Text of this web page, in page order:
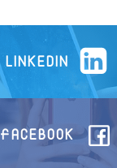
LINKEDIN
FACEBOOK